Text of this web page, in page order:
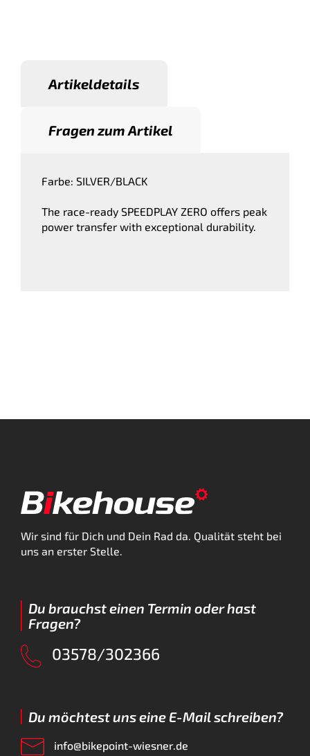
Artikeldetails
Fragen zum Artikel
Farbe: SILVER/BLACK
The race-ready SPEEDPLAY ZERO offers peak
power transfer with exceptional durability.
Wir sind für Dich und Dein Rad da. Qualität steht bei
uns an erster Stelle.
Du brauchst einen Termin oder hast
Fragen?
03578/302366
Du möchtest uns eine E-Mail schreiben?
info@bikepoint-wiesner.de